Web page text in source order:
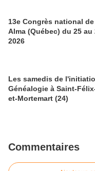
13e Congrès national
Alma (Québec) du 25 au
2026
Les samedis de
Généalogie à Saint-
et-Mortemart (24)
Commentaires